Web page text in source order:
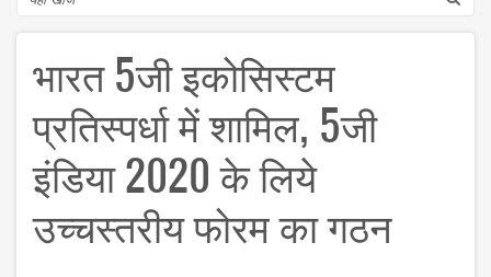
भारत 5जी इकोसिस्टम
प्रतिस्पर्धा में शामिल, 5जी
इंडिया 2020 के लिये
उच्चस्तरीय फोरम का गठन